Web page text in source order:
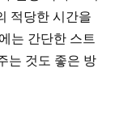
적당한 시간을
는 간단한 스트
는 것도 좋은 방